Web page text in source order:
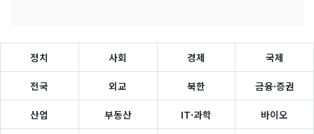
정치 사회 경제 국제
전국 외교 북한 금융·증권
산업 부동산 IT·과학 바이오